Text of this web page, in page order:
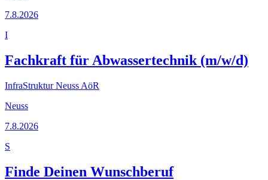
7.8.2026
I
Fachkraft für Abwassertechnik (m/w/d)
InfraStruktur Neuss AöR
Neuss
7.8.2026
S
Finde Deinen Wunschberuf